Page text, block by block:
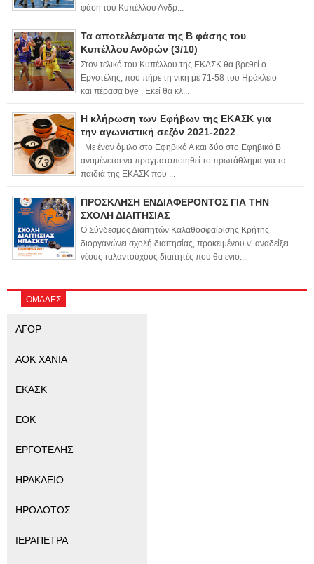
φάση του Κυπέλλου Ανδρ...
Τα αποτελέσματα της Β φάσης του
Κυπέλλου Ανδρών (3/10)
Στον τελικό του Κυπέλλου της ΕΚΑΣΚ θα βρεθεί ο
Εργοτέλης, που πήρε τη νίκη με 71-58 του Ηράκλειο
και πέρασα bye . Εκεί θα κλ...
Η κλήρωση των Εφήβων της ΕΚΑΣΚ για
την αγωνιστική σεζόν 2021-2022
Με έναν όμιλο στο Εφηβικό Α και δύο στο Εφηβικό Β
αναμένεται να πραγματοποιηθεί το πρωτάθλημα για τα
παιδιά της ΕΚΑΣΚ που ...
ΠΡΟΣΚΛΗΣΗ ΕΝΔΙΑΦΕΡΟΝΤΟΣ ΓΙΑ ΤΗΝ
ΣΧΟΛΗ ΔΙΑΙΤΗΣΙΑΣ
Ο Σύνδεσμος Διαιτητών Καλαθοσφαίρισης Κρήτης
διοργανώνει σχολή διαιτησίας, προκειμένου ν’ αναδείξει
νέους ταλαντούχους διαιτητές που θα ενισ...
ΟΜΑΔΕΣ
ΑΓΟΡ
ΑΟΚ ΧΑΝΙΑ
ΕΚΑΣΚ
ΕΟΚ
ΕΡΓΟΤΕΛΗΣ
ΗΡΑΚΛΕΙΟ
ΗΡΟΔΟΤΟΣ
ΙΕΡΑΠΕΤΡΑ